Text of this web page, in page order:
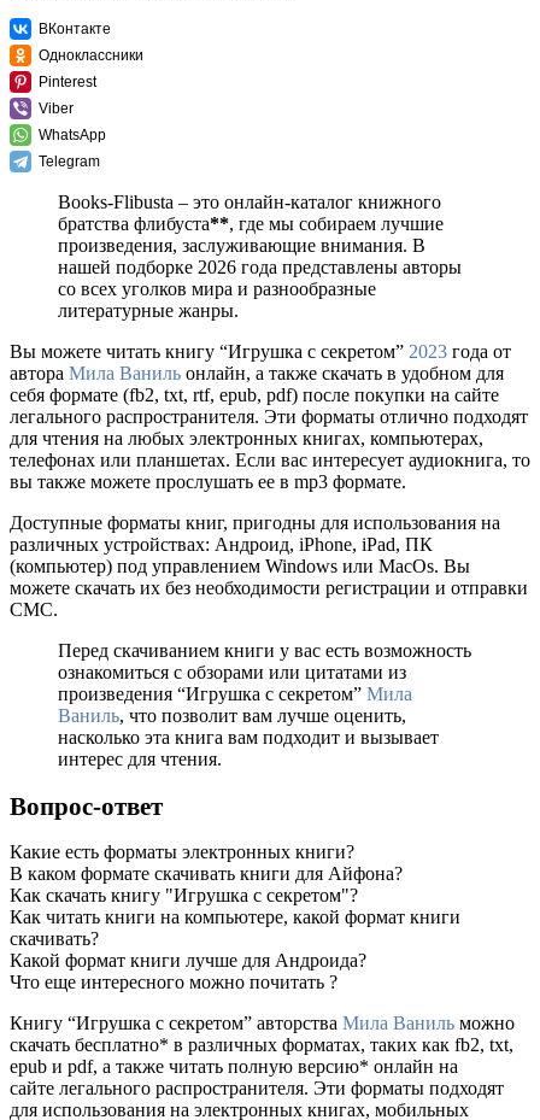
ВКонтакте
Одноклассники
Pinterest
Viber
WhatsApp
Telegram
Books-Flibusta – это онлайн-каталог книжного
братства флибуста**, где мы собираем лучшие
произведения, заслуживающие внимания. В
нашей подборке 2026 года представлены авторы
со всех уголков мира и разнообразные
литературные жанры.
Вы можете читать книгу “Игрушка с секретом” 2023 года от
автора Мила Ваниль онлайн, а также скачать в удобном для
себя формате (fb2, txt, rtf, epub, pdf) после покупки на сайте
легального распространителя. Эти форматы отлично подходят
для чтения на любых электронных книгах, компьютерах,
телефонах или планшетах. Если вас интересует аудиокнига, то
вы также можете прослушать ее в mp3 формате.
Доступные форматы книг, пригодны для использования на
различных устройствах: Андроид, iPhone, iPad, ПК
(компьютер) под управлением Windows или MacOs. Вы
можете скачать их без необходимости регистрации и отправки
СМС.
Перед скачиванием книги у вас есть возможность
ознакомиться с обзорами или цитатами из
произведения “Игрушка с секретом” Мила
Ваниль, что позволит вам лучше оценить,
насколько эта книга вам подходит и вызывает
интерес для чтения.
Вопрос-ответ
Какие есть форматы электронных книги?
В каком формате скачивать книги для Айфона?
Как скачать книгу "Игрушка с секретом"?
Как читать книги на компьютере, какой формат книги
скачивать?
Какой формат книги лучше для Андроида?
Что еще интересного можно почитать ?
Книгу “Игрушка с секретом” авторства Мила Ваниль можно
скачать бесплатно* в различных форматах, таких как fb2, txt,
epub и pdf, а также читать полную версию* онлайн на
сайте легального распространителя. Эти форматы подходят
для использования на электронных книгах, мобильных